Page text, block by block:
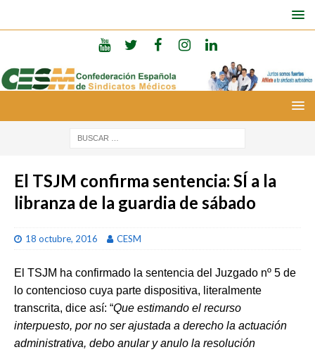
El TSJM confirma sentencia: SÍ a la
libranza de la guardia de sábado
18 octubre, 2016 CESM
El TSJM ha confirmado la sentencia del Juzgado nº 5 de
lo contencioso cuya parte dispositiva, literalmente
transcrita, dice así: “Que estimando el recurso
interpuesto, por no ser ajustada a derecho la actuación
administrativa, debo anular y anulo la resolución